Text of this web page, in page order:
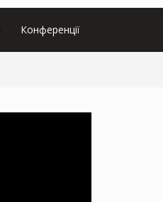
Конференції